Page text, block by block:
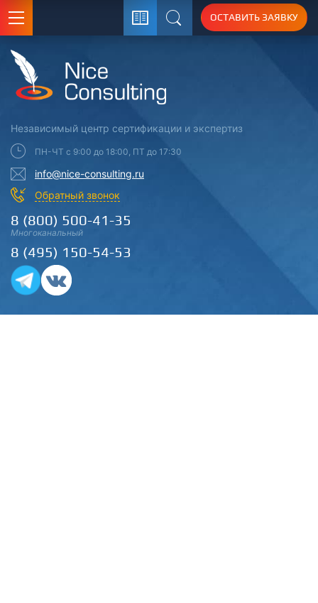
Поиск
ОСТАВИТЬ ЗАЯВКУ
Независимый центр сертификации и экспертиз
ПН-ЧТ с 9:00 до 18:00, ПТ до 17:30
info@nice-consulting.ru
Обратный звонок
8 (800) 500-41-35
Многоканальный
8 (495) 150-54-53